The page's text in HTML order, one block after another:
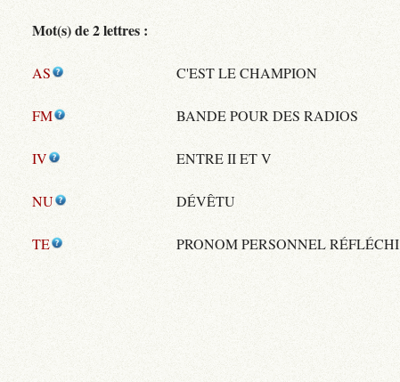
Mot(s) de 2 lettres :
AS C'EST LE CHAMPION
FM BANDE POUR DES RADIOS
IV ENTRE II ET V
NU DÉVÊTU
TE PRONOM PERSONNEL RÉFLÉCHI